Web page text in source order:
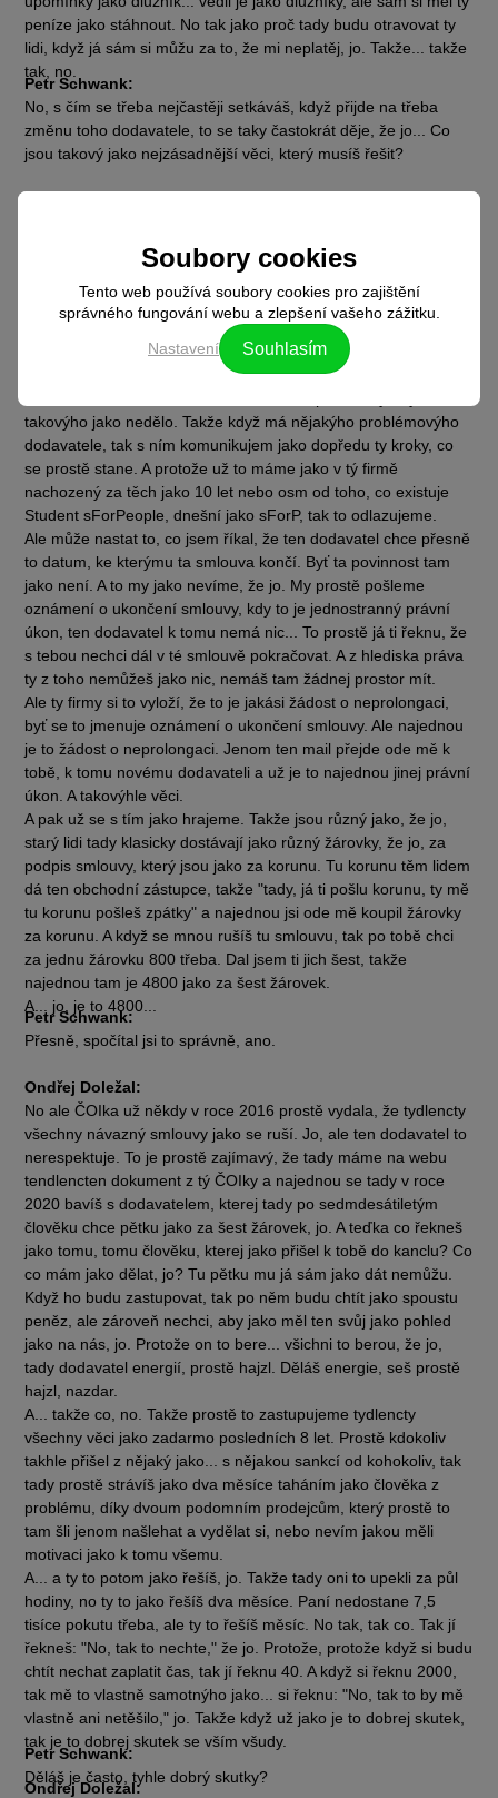
peníze jako stáhnout. No tak jako proč tady budu otravovat ty
lidi, když já sám si můžu za to, že mi neplatěj, jo. Takže... takže
tak, no.
Petr Schwank:
No, s čím se třeba nejčastěji setkáváš, když přijde na třeba
změnu toho dodavatele, to se taky častokrát děje, že jo... Co
jsou takový jako nejzásadnější věci, který musíš řešit?
vlastně procesní záležitost, kde by neměly vyvstávat jako žádný
chyby. Což pro tebe, když seš u nás, tak se snažíme všechno
jako odladit...
Petr Schwank:
Takže to děláš ty vlastně, že jo, nemusí ten člověk.
takovýho jako nedělo. Takže když má nějakýho problémovýho
dodavatele, tak s ním komunikujem jako dopředu ty kroky, co
se prostě stane. A protože už to máme jako v tý firmě
nachozený za těch jako 10 let nebo osm od toho, co existuje
Student sForPeople, dnešní jako sForP, tak to odlazujeme.
Ale může nastat to, co jsem říkal, že ten dodavatel chce přesně
to datum, ke kterýmu ta smlouva končí. Byť ta povinnost tam
jako není. A to my jako nevíme, že jo. My prostě pošleme
oznámení o ukončení smlouvy, kdy to je jednostranný právní
úkon, ten dodavatel k tomu nemá nic... To prostě já ti řeknu, že
s tebou nechci dál v té smlouvě pokračovat. A z hlediska práva
ty z toho nemůžeš jako nic, nemáš tam žádnej prostor mít.
Ale ty firmy si to vyloží, že to je jakási žádost o neprolongaci,
byť se to jmenuje oznámení o ukončení smlouvy. Ale najednou
je to žádost o neprolongaci. Jenom ten mail přejde ode mě k
tobě, k tomu novému dodavateli a už je to najednou jinej právní
úkon. A takovýhle věci.
A pak už se s tím jako hrajeme. Takže jsou různý jako, že jo,
starý lidi tady klasicky dostávají jako různý žárovky, že jo, za
podpis smlouvy, který jsou jako za korunu. Tu korunu těm lidem
dá ten obchodní zástupce, takže "tady, já ti pošlu korunu, ty mě
tu korunu pošleš zpátky" a najednou jsi ode mě koupil žárovky
za korunu. A když se mnou rušíš tu smlouvu, tak po tobě chci
za jednu žárovku 800 třeba. Dal jsem ti jich šest, takže
najednou tam je 4800 jako za šest žárovek.
A... jo, je to 4800...
Petr Schwank:
Přesně, spočítal jsi to správně, ano.
Ondřej Doležal:
No ale ČOIka už někdy v roce 2016 prostě vydala, že tydlencty
všechny návazný smlouvy jako se ruší. Jo, ale ten dodavatel to
nerespektuje. To je prostě zajímavý, že tady máme na webu
tendlencten dokument z tý ČOIky a najednou se tady v roce
2020 bavíš s dodavatelem, kterej tady po sedmdesátiletým
člověku chce pětku jako za šest žárovek, jo. A teďka co řekneš
jako tomu, tomu člověku, kterej jako přišel k tobě do kanclu? Co
co mám jako dělat, jo? Tu pětku mu já sám jako dát nemůžu.
Když ho budu zastupovat, tak po něm budu chtít jako spoustu
peněz, ale zároveň nechci, aby jako měl ten svůj jako pohled
jako na nás, jo. Protože on to bere... všichni to berou, že jo,
tady dodavatel energií, prostě hajzl. Děláš energie, seš prostě
hajzl, nazdar.
A... takže co, no. Takže prostě to zastupujeme tydlencty
všechny věci jako zadarmo posledních 8 let. Prostě kdokoliv
takhle přišel z nějaký jako... s nějakou sankcí od kohokoliv, tak
tady prostě strávíš jako dva měsíce taháním jako člověka z
problému, díky dvoum podomním prodejcům, který prostě to
tam šli jenom našlehat a vydělat si, nebo nevím jakou měli
motivaci jako k tomu všemu.
A... a ty to potom jako řešíš, jo. Takže tady oni to upekli za půl
hodiny, no ty to jako řešíš dva měsíce. Paní nedostane 7,5
tisíce pokutu třeba, ale ty to řešíš měsíc. No tak, tak co. Tak jí
řekneš: "No, tak to nechte," že jo. Protože, protože když si budu
chtít nechat zaplatit čas, tak jí řeknu 40. A když si řeknu 2000,
tak mě to vlastně samotnýho jako... si řeknu: "No, tak to by mě
vlastně ani netěšilo," jo. Takže když už jako je to dobrej skutek,
tak je to dobrej skutek se vším všudy.
Petr Schwank:
Děláš je často, tyhle dobrý skutky?
Ondřej Doležal:
Soubory cookies
Tento web používá soubory cookies pro zajištění
správného fungování webu a zlepšení vašeho zážitku.
Nastavení Souhlasím